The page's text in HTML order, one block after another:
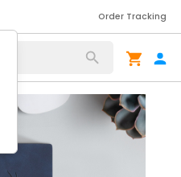
Order Tracking